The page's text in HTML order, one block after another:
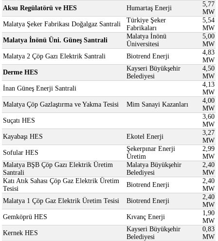
Aksu Regülatörü ve HES
Humartaş Enerji
5,77
MW
Malatya Şeker Fabrikası Doğalgaz Santrali
Türkiye Şeker
Fabrikaları
5,54
MW
Malatya İnönü Üni. Güneş Santrali
Malatya İnönü
Üniversitesi
5,00
MW
Malatya 2 Çöp Gazı Elektrik Santrali
Biotrend Enerji
4,83
MW
Derme HES
Kayseri Büyükşehir
Belediyesi
4,50
MW
İnan Güneş Enerji Santrali
4,13
MW
Malatya Çöp Gazlaştırma ve Yakma Tesisi
Mim Sanayi Kazanları
4,00
MW
Suçatı HES
3,60
MW
Kayabaşı HES
Ekotel Enerji
3,27
MW
Sofular HES
Şekerpınar Enerji
Üretim
2,99
MW
Malatya BŞB Çöp Gazı Elektrik Üretim
Santrali
Malatya Büyükşehir
Belediyesi
2,40
MW
Katı Atık Sahası Çöp Gaz Elektrik Üretim
Tesisi
Biotrend Enerji
2,40
MW
Malatya 1 Çöp Gaz Elektrik Üretim Tesisi
Biotrend Enerji
2,40
MW
Gemköprü HES
Kıvanç Enerji
1,90
MW
Kernek HES
Kayseri Büyükşehir
Belediyesi
0,83
MW